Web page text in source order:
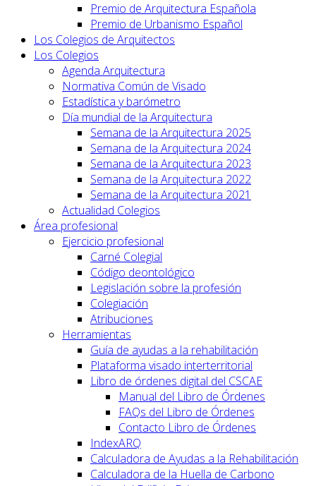
Premio de Arquitectura Española
Premio de Urbanismo Español
Los Colegios de Arquitectos
Los Colegios
Agenda Arquitectura
Normativa Común de Visado
Estadística y barómetro
Día mundial de la Arquitectura
Semana de la Arquitectura 2025
Semana de la Arquitectura 2024
Semana de la Arquitectura 2023
Semana de la Arquitectura 2022
Semana de la Arquitectura 2021
Actualidad Colegios
Área profesional
Ejercicio profesional
Carné Colegial
Código deontológico
Legislación sobre la profesión
Colegiación
Atribuciones
Herramientas
Guía de ayudas a la rehabilitación
Plataforma visado interterritorial
Libro de órdenes digital del CSCAE
Manual del Libro de Órdenes
FAQs del Libro de Órdenes
Contacto Libro de Órdenes
IndexARQ
Calculadora de Ayudas a la Rehabilitación
Calculadora de la Huella de Carbono